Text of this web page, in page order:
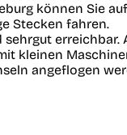
können Sie
Stecken fahren.
sehrgut erreichbar.
kleinen
angeflogen